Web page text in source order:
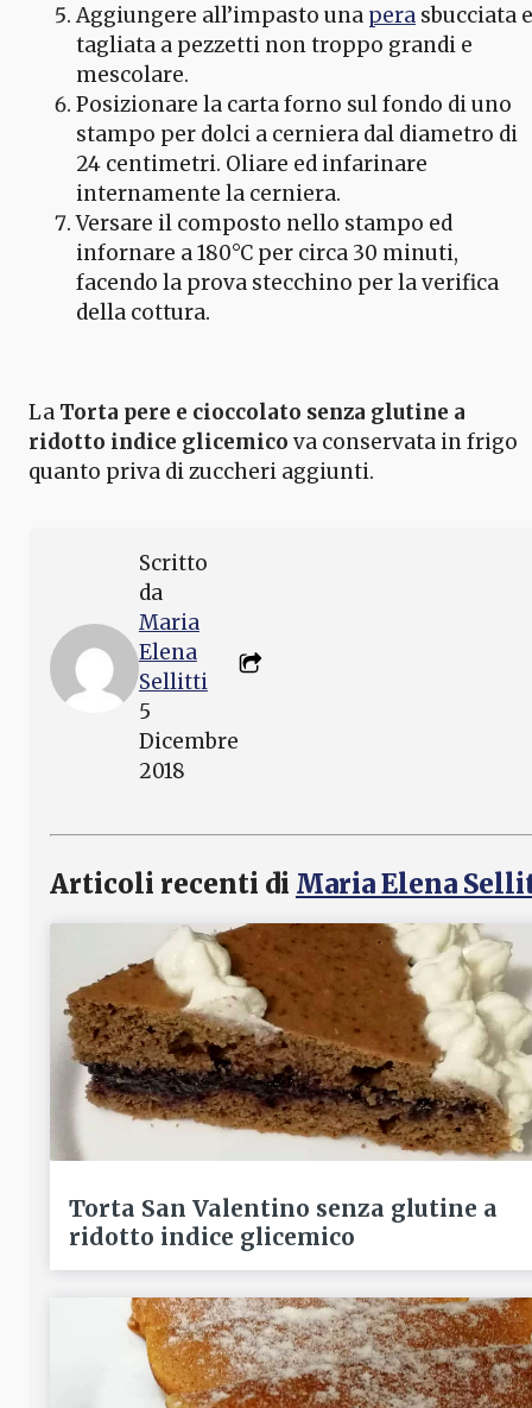
Aggiungere all’impasto una pera sbucciata e
tagliata a pezzetti non troppo grandi e
mescolare.
Posizionare la carta forno sul fondo di uno
stampo per dolci a cerniera dal diametro di
24 centimetri. Oliare ed infarinare
internamente la cerniera.
Versare il composto nello stampo ed
infornare a 180°C per circa 30 minuti,
facendo la prova stecchino per la verifica
della cottura.
La Torta pere e cioccolato senza glutine a
ridotto indice glicemico va conservata in frigo
quanto priva di zuccheri aggiunti.
Scritto
da
Maria
Elena
Sellitti
5
Dicembre
2018
Articoli recenti di Maria Elena
Torta San Valentino senza glutine a
ridotto indice glicemico